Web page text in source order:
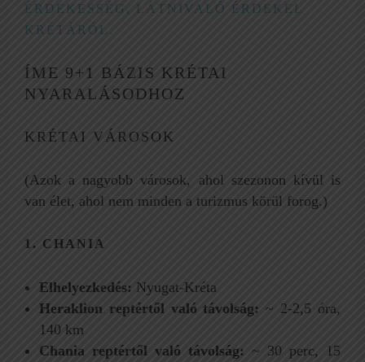
ÉRDEKESSÉG, LÁTNIVALÓ ÉRDEKEL
KRÉTÁRÓL.
ÍME 9+1 BÁZIS KRÉTAI
NYARALÁSODHOZ
KRÉTAI VÁROSOK
(Azok a nagyobb városok, ahol szezonon kívül is
van élet, ahol nem minden a turizmus körül forog.)
1. CHANIA
Elhelyezkedés: Nyugat-Kréta
Heraklion reptértől való távolság: ~ 2-2,5 óra,
140 km
Chania reptértől való távolság: ~ 30 perc, 15